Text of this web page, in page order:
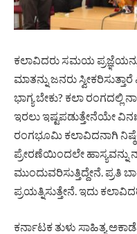
ಕಲಾವಿದರು ಸಮಯ
ಮಾತನ್ನು ಜನರು
ಭಾಗ್ಯ ಬೇಕು? ಕಲಾ
ಇರಲು ಇಷ್ಟಪಡುತ್ತೇನೆಯೇ
ರಂಗಭೂಮಿ ಕಲಾವಿದನಾಗಿ
ಪ್ರೇರಣೆಯಿಂದಲೇ ಹಾಸ್ಯವನ್ನು
ಮುಂದುವರಿಸುತ್ತಿದ್ದೇನೆ. ಪ್ರತಿ
ಪ್ರಯತ್ನಿಸುತ್ತೇನೆ. ಇದು
ಕರ್ನಾಟಕ ತುಳು ಸಾಹಿತ್ಯ